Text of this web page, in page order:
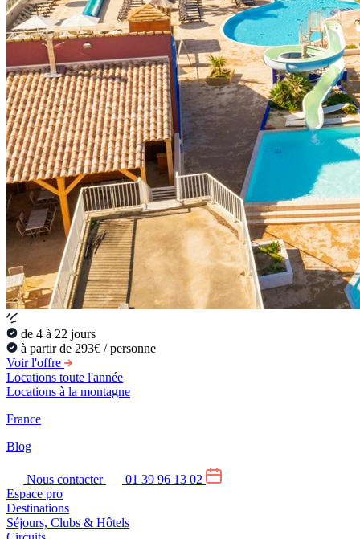
de 4 à 22 jours
à partir de 293€ / personne
Voir l'offre
Locations toute l'année
Locations à la montagne
France
Blog
Nous contacter
01 39 96 13 02
Espace pro
Destinations
Séjours, Clubs & Hôtels